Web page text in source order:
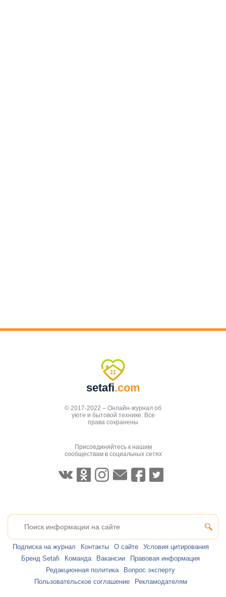
setafi.com
© 2017-2022 – Онлайн-журнал об
уюте и бытовой технике. Все
права сохранены
Присоединяйтесь к нашим
сообществам в социальных сетях
Подписка на журнал Контакты О сайте
Условия цитирования
Бренд Setafi
Команда Вакансии
Правовая информация
Редакционная политика
Вопрос эксперту
Пользовательское соглашение
Рекламодателям